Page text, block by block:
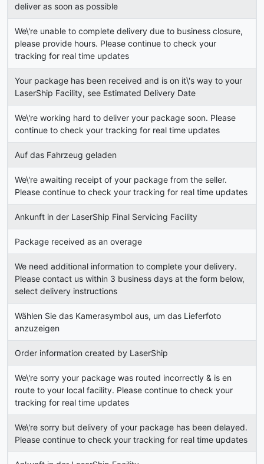
deliver as soon as possible
We\'re unable to complete delivery due to business closure,
please provide hours. Please continue to check your
tracking for real time updates
Your package has been received and is on it\'s way to your
LaserShip Facility, see Estimated Delivery Date
We\'re working hard to deliver your package soon. Please
continue to check your tracking for real time updates
Auf das Fahrzeug geladen
We\'re awaiting receipt of your package from the seller.
Please continue to check your tracking for real time updates
Ankunft in der LaserShip Final Servicing Facility
Package received as an overage
We need additional information to complete your delivery.
Please contact us within 3 business days at the form below,
select delivery instructions
Wählen Sie das Kamerasymbol aus, um das Lieferfoto
anzuzeigen
Order information created by LaserShip
We\'re sorry your package was routed incorrectly & is en
route to your local facility. Please continue to check your
tracking for real time updates
We\'re sorry but delivery of your package has been delayed.
Please continue to check your tracking for real time updates